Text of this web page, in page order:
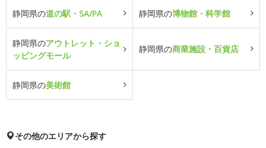
静岡県の道の駅・SA/PA 静岡県の博物館・科学館
静岡県のアウトレット・ショ
ッピングモール
静岡県の商業施設・百貨店
静岡県の美術館
その他のエリアから探す